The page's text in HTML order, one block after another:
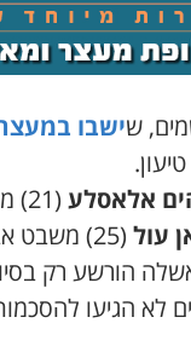
שישבו
אלאסלע (21) משבט אעצם,
עול (25) משבט אבו קרינאת הורשעו בייבוא סמים.
הורשע רק
לא הגיעו